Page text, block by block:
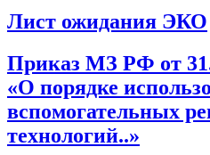
Лист ожидания ЭКО
Приказ МЗ РФ от
«О порядке
вспомогательных
технологий..»